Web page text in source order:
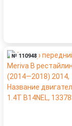
№ 110948